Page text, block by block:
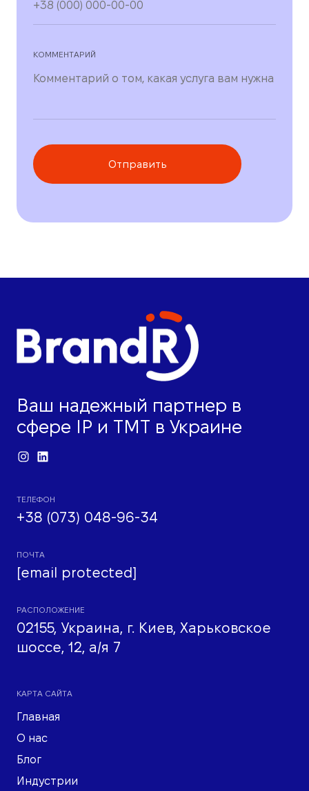
КОММЕНТАРИЙ
Отправить
Ваш надежный партнер в
сфере IP и ТМТ в Украине
ТЕЛЕФОН
+38 (073) 048-96-34
ПОЧТА
[email protected]
РАСПОЛОЖЕНИЕ
02155, Украина, г. Киев, Харьковское
шоссе, 12, а/я 7
КАРТА САЙТА
Главная
О нас
Блог
Индустрии